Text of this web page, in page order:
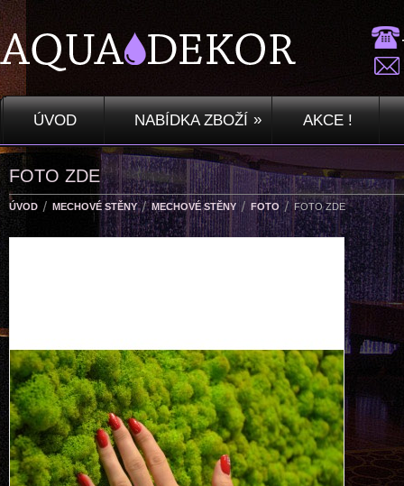
ÚVOD NABÍDKA ZBOŽÍ » AKCE !
FOTO ZDE
ÚVOD MECHOVÉ STĚNY MECHOVÉ STĚNY FOTO FOTO ZDE